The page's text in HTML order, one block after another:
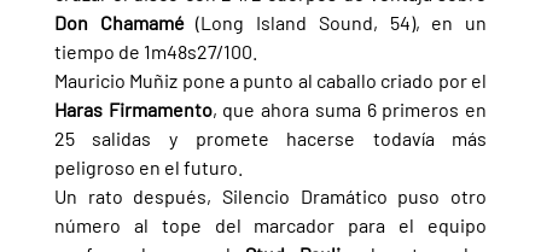
Don Chamamé (Long Island Sound, 54), en un
tiempo de 1m48s27/100.
Haras Firmamento, que ahora suma 6 primeros en
25 salidas y promete hacerse todavía más
peligroso en el futuro.
Un rato después, Silencio Dramático puso otro
número al tope del marcador para el equipo